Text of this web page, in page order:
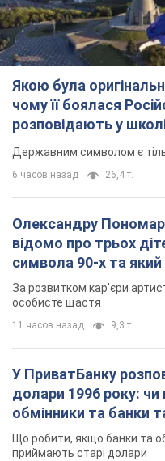
Якою була
чому її боялася
розповідають у
Державним символом є
6 часов назад 26,4 т.
Олександру
відомо про трьох
символа 90-х та
мають
За розвитком кар'єри
особисте щастя
11 часов назад 9,3 т.
У ПриватБанку
долари 1996 року:
обмінники та банки
Що робити, якщо банки та
приймають старі долари